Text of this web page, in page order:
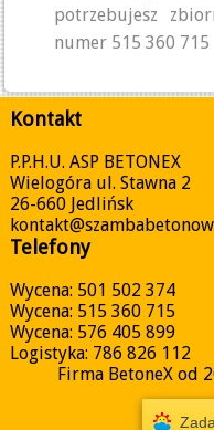
potrzebujesz
numer 515 360 715
Kontakt
P.P.H.U. ASP BETONEX
Wielogóra ul. Stawna 2
26-660 Jedlińsk
Telefony
Wycena: 501 502 374
Wycena: 515 360 715
Wycena: 576 405 899
Logistyka: 786 826 112
Firma BetoneX od